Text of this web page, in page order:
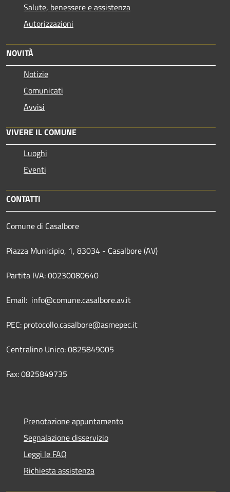
Salute, benessere e assistenza
Autorizzazioni
NOVITÀ
Notizie
Comunicati
Avvisi
VIVERE IL COMUNE
Luoghi
Eventi
CONTATTI
Comune di Casalbore
Piazza Municipio, 1, 83034 - Casalbore (AV)
Partita IVA: 00230080640
Email: info@comune.casalbore.av.it
PEC: protocollo.casalbore@asmepec.it
Centralino Unico: 0825849005
Fax: 0825849735
Prenotazione appuntamento
Segnalazione disservizio
Leggi le FAQ
Richiesta assistenza